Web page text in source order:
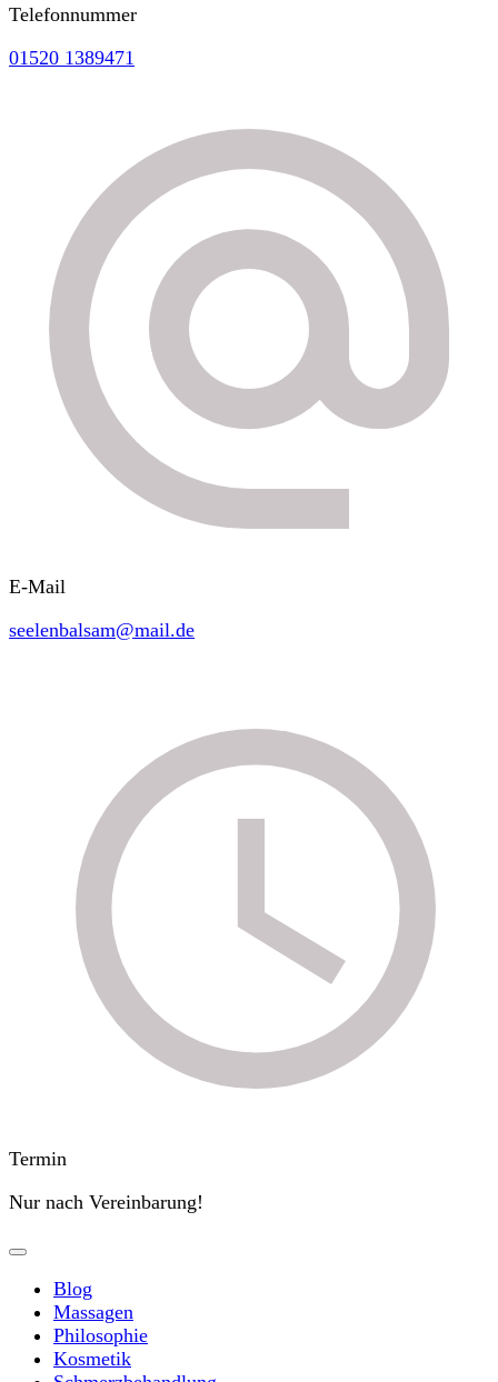
Telefonnummer
01520 1389471
E-Mail
seelenbalsam@mail.de
Termin
Nur nach Vereinbarung!
Blog
Massagen
Philosophie
Kosmetik